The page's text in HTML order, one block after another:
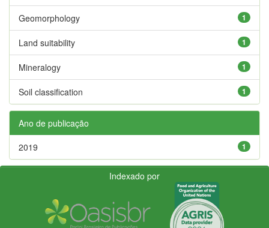
1
Geomorphology
1
Land suitability
1
Mineralogy
1
Soil classification
Ano de publicação
1
2019
Indexado por